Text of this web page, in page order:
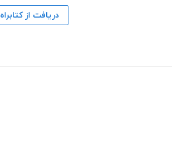
دریافت از کتابراه